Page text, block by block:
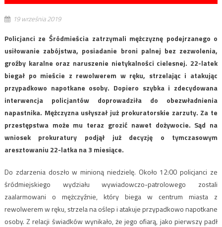
19 września 2019
Policjanci ze Śródmieścia zatrzymali mężczyznę podejrzanego o
usiłowanie zabójstwa, posiadanie broni palnej bez zezwolenia,
groźby karalne oraz naruszenie nietykalności cielesnej. 22-latek
biegał po mieście z rewolwerem w ręku, strzelając i atakując
przypadkowo napotkane osoby. Dopiero szybka i zdecydowana
interwencja policjantów doprowadziła do obezwładnienia
napastnika. Mężczyzna usłyszał już prokuratorskie zarzuty. Za te
przestępstwa może mu teraz grozić nawet dożywocie. Sąd na
wniosek prokuratury podjął już decyzję o tymczasowym
aresztowaniu 22-latka na 3 miesiące.
Do zdarzenia doszło w minioną niedzielę. Około 12:00 policjanci ze
śródmiejskiego wydziału wywiadowczo-patrolowego zostali
zaalarmowani o mężczyźnie, który biega w centrum miasta z
rewolwerem w ręku, strzela na oślep i atakuje przypadkowo napotkane
osoby. Z relacji świadków wynikało, że jego ofiarą, jako pierwszy padł